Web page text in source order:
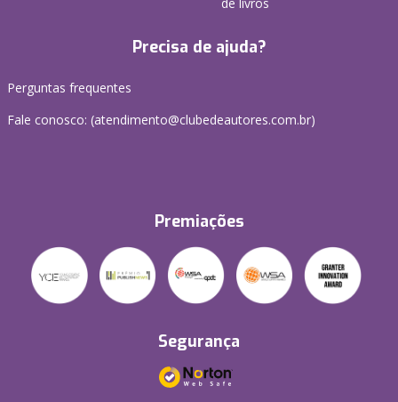
Precisa de ajuda?
Perguntas frequentes
Fale conosco: (atendimento@clubedeautores.com.br)
Premiações
Segurança